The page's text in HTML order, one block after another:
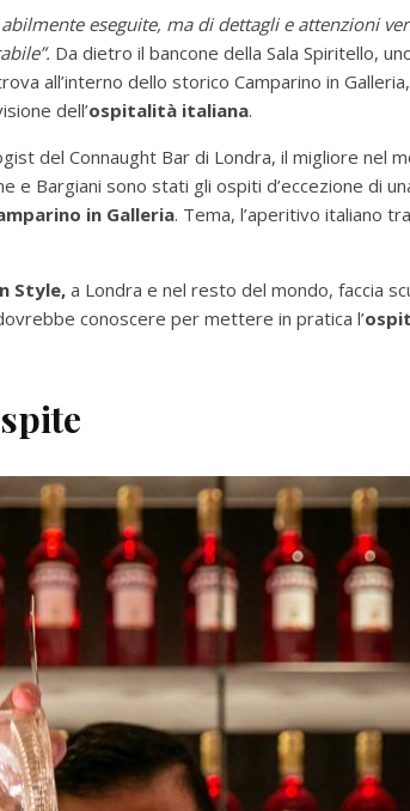
eseguite, ma di dettagli e attenzioni
Da dietro il bancone della Sala Spiritello,
all’interno dello storico Camparino in
dell’ospitalità italiana.
del Connaught Bar di Londra, il migliore nel
e Bargiani sono stati gli ospiti d’eccezione di
in Galleria. Tema, l’aperitivo italiano
Style, a Londra e nel resto del mondo, faccia
conoscere per mettere in pratica l’